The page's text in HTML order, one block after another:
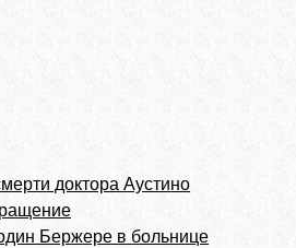
доктора Аустино
Бержере в больнице